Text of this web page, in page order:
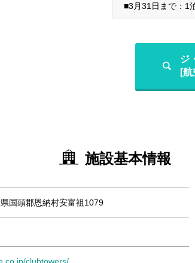
■3月31日まで：
ジ
[
施設基本情報
国頭郡恩納村安富祖1079
clubtowers/